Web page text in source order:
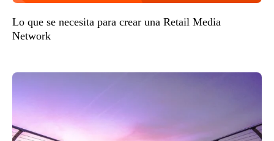
Lo que se necesita para crear una Retail Media
Network